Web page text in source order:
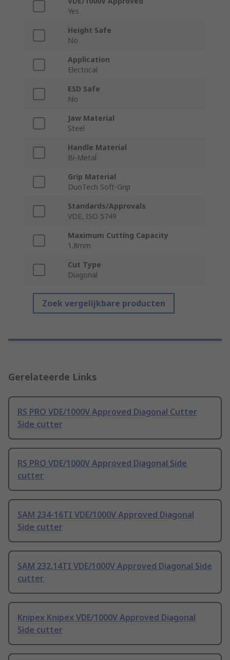
Yes
Height Safe
No
Application
Electrical
ESD Safe
No
Jaw Material
Steel
Handle Material
Bi-Metal
Grip Material
DuoTech Soft-Grip
Standards/Approvals
VDE, ISO 5749
Maximum Cutting Capacity
1.8mm
Cut Type
Diagonal
Zoek vergelijkbare producten
Gerelateerde Links
RS PRO VDE/1000V Approved Diagonal Cutter
Side cutter
RS PRO VDE/1000V Approved Diagonal Side
cutter
SAM 234-16TI VDE/1000V Approved Diagonal
Side cutter
SAM 232.14TI VDE/1000V Approved Diagonal Side
cutter
Knipex Knipex VDE/1000V Approved Diagonal
Side cutter